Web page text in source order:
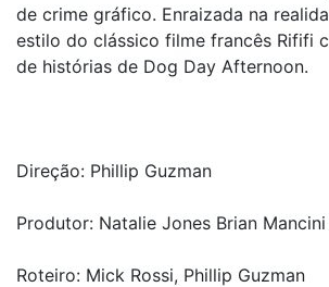
de crime gráfico. Enraizada na
estilo do clássico filme francês Rififi
de histórias de Dog Day Afternoon.
Direção: Phillip Guzman
Produtor: Natalie Jones Brian Mancini
Roteiro: Mick Rossi, Phillip Guzman